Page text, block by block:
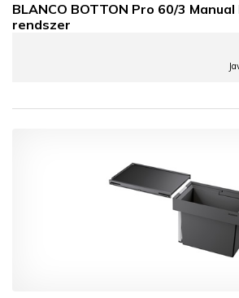
BLANCO BOTTON Pro 60/3
rendszer